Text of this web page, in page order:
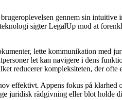
gennem sin
sigter LegalUp mod at
lette kommunikation med
let kan navigere i dens
reducerer kompleksiteten, der ofte
effektivt. Appens fokus på
juridisk rådgivning eller blot